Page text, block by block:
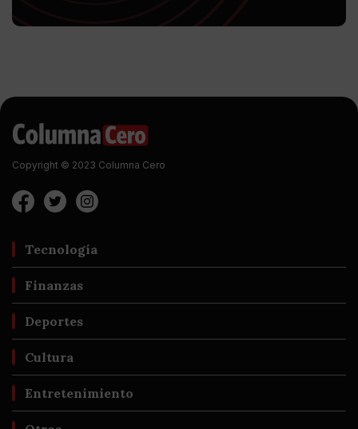
Copyright © 2023 Columna Cero
Tecnología
Finanzas
Deportes
Cultura
Entretenimiento